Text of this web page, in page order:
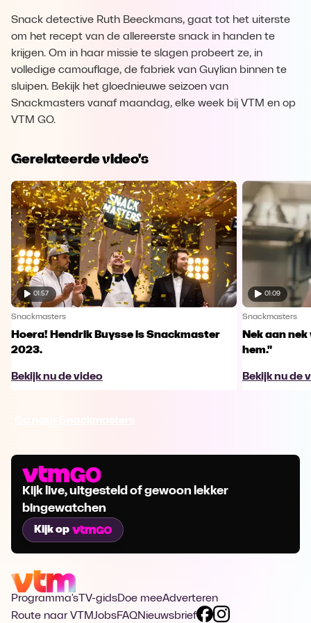
Snack detective Ruth Beeckmans, gaat tot het uiterste
om het recept van de allereerste snack in handen te
krijgen. Om in haar missie te slagen probeert ze, in
volledige camouflage, de fabriek van Guylian binnen te
sluipen. Bekijk het gloednieuwe seizoen van
Snackmasters vanaf maandag, elke week bij VTM en op
VTM GO.
Gerelateerde video's
01:57
Snackmasters
Hoera! Hendrik Buysse is Snackmaster
2023.
Bekijk nu de video
01:09
Snackmasters
Nek aan
hem."
Bekijk nu de
Kijk live, uitgesteld of gewoon lekker
bingewatchen
Kijk op
Programma's TV-gidsDoe meeAdverteren
Route naar VTMJobsFAQNieuwsbrief